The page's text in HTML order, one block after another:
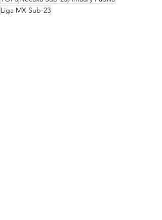
Liga MX Sub-23